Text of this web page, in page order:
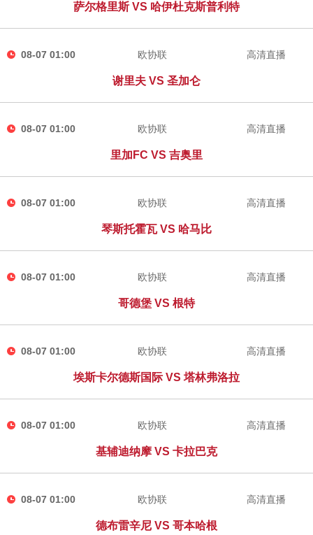
萨尔格里斯 VS 哈伊杜克斯普利特
08-07 01:00 欧协联
谢里夫 VS 圣加仑
高清直播
08-07 01:00 欧协联
里加FC VS 吉奥里
高清直播
08-07 01:00 欧协联
琴斯托霍瓦 VS 哈马比
高清直播
08-07 01:00 欧协联
哥德堡 VS 根特
高清直播
08-07 01:00 欧协联
埃斯卡尔德斯国际 VS 塔林弗洛拉
高清直播
08-07 01:00 欧协联
基辅迪纳摩 VS 卡拉巴克
高清直播
08-07 01:00 欧协联
德布雷辛尼 VS 哥本哈根
高清直播